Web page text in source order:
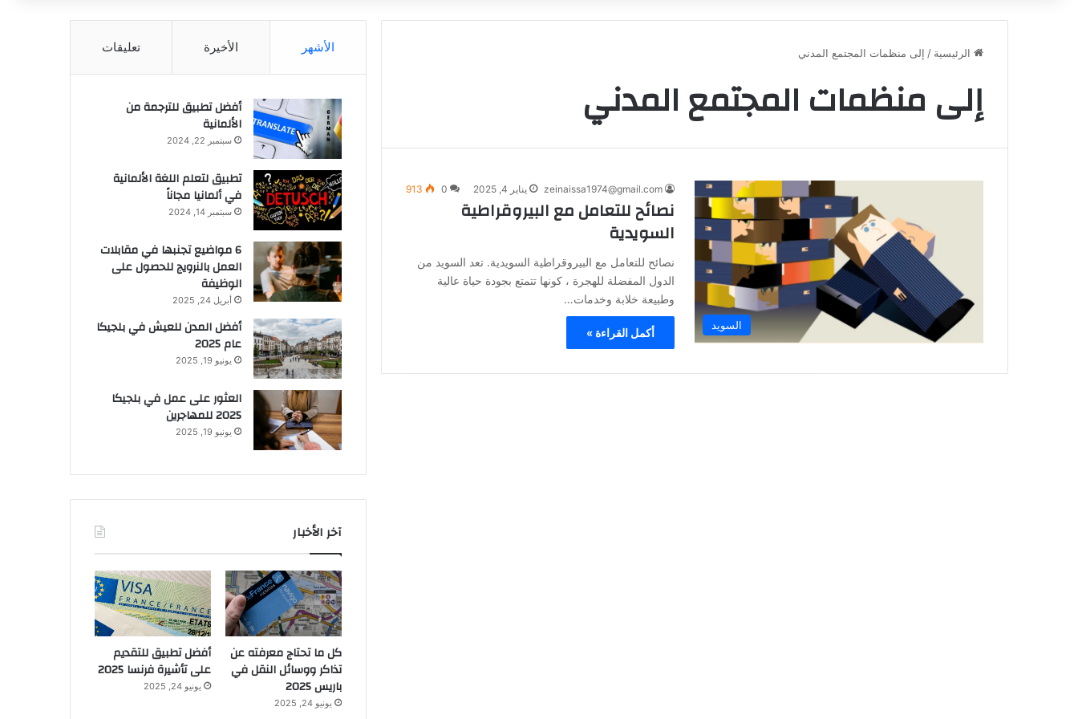
الرئيسية / إلى منظمات المجتمع المدني
إلى منظمات المجتمع المدني
السويد
zeinaissa1974@gmail.com يناير 4, 2025 0
913
نصائح للتعامل مع البيروقراطية
السويدية
نصائح للتعامل مع البيروقراطية السويدية. تعد السويد من
الدول المفضلة للهجرة ، كونها تتمتع بجودة حياة عالية
وطبيعة خلابة وخدمات…
أكمل القراءة »
الأشهر الأخيرة تعليقات
أفضل تطبيق للترجمة من
الألمانية
سبتمبر 22, 2024
تطبيق لتعلم اللغة الألمانية
في ألمانيا مجاناً
سبتمبر 14, 2024
6 مواضيع تجنبها في مقابلات
العمل بالنرويج للحصول على
الوظيفة
أبريل 24, 2025
أفضل المدن للعيش في بلجيكا
عام 2025
يونيو 19, 2025
العثور على عمل في بلجيكا
2025 للمهاجرين
يونيو 19, 2025
آخر الأخبار
كل ما تحتاج معرفته عن
تذاكر ووسائل النقل في
باريس 2025
يونيو 24, 2025
أفضل تطبيق للتقديم
على تأشيرة فرنسا 2025
يونيو 24, 2025